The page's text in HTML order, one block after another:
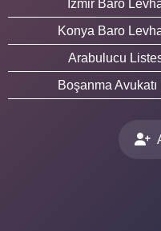
İzmir Baro
Konya Baro
Arabulucu
Boşanma